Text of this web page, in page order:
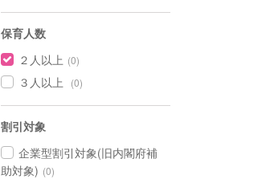
保育人数
２人以上 (0)
３人以上 (0)
割引対象
企業型割引対象(旧内閣府補
助対象) (0)